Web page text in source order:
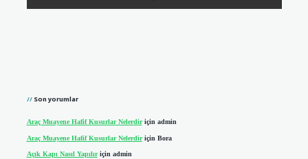
Son yorumlar
Araç Muayene Hafif Kusurlar Nelerdiriçin admin
Araç Muayene Hafif Kusurlar Nelerdiriçin Bora
Açık Kapı Nasıl Yapılıriçin admin